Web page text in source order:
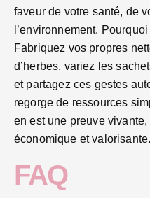
faveur de votre santé, de
l’environnement.
Fabriquez vos propres
d’herbes, variez les
et partagez ces gestes
regorge de ressources
en est une preuve
économique et valorisante.
FAQ